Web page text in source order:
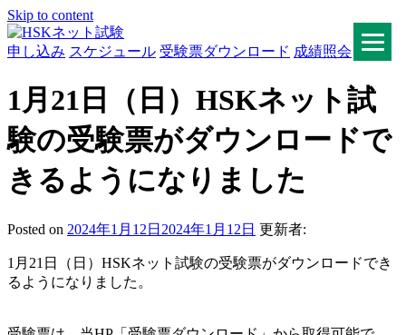
Skip to content
申し込み スケジュール 受験票ダウンロード 成績照会
1月21日（日）HSKネット試
験の受験票がダウンロードで
きるようになりました
Posted on 2024年1月12日 2024年1月12日 更新者:
1月21日（日）HSKネット試験の受験票がダウンロードでき
るようになりました。